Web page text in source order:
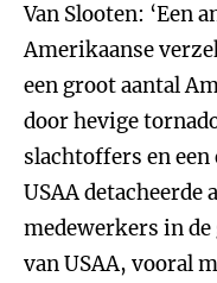
Van Slooten: ‘Een
Amerikaanse
een groot aantal
door hevige
slachtoffers en
USAA
medewerkers in
van USAA, vooral